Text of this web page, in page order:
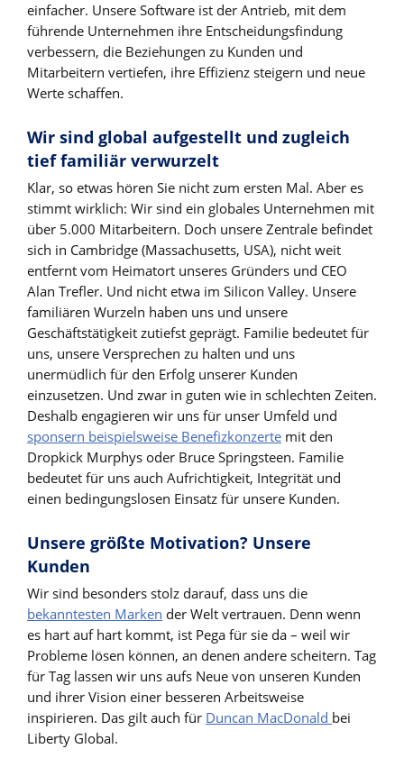
einfacher. Unsere Software ist der Antrieb, mit dem
führende Unternehmen ihre Entscheidungsfindung
verbessern, die Beziehungen zu Kunden und
Mitarbeitern vertiefen, ihre Effizienz steigern und neue
Werte schaffen.
Wir sind global aufgestellt und zugleich
tief familiär verwurzelt
Klar, so etwas hören Sie nicht zum ersten Mal. Aber es
stimmt wirklich: Wir sind ein globales Unternehmen mit
über 5.000 Mitarbeitern. Doch unsere Zentrale befindet
sich in Cambridge (Massachusetts, USA), nicht weit
entfernt vom Heimatort unseres Gründers und CEO
Alan Trefler. Und nicht etwa im Silicon Valley. Unsere
familiären Wurzeln haben uns und unsere
Geschäftstätigkeit zutiefst geprägt. Familie bedeutet für
uns, unsere Versprechen zu halten und uns
unermüdlich für den Erfolg unserer Kunden
einzusetzen. Und zwar in guten wie in schlechten Zeiten.
Deshalb engagieren wir uns für unser Umfeld und
sponsern beispielsweise Benefizkonzerte mit den
Dropkick Murphys oder Bruce Springsteen. Familie
bedeutet für uns auch Aufrichtigkeit, Integrität und
einen bedingungslosen Einsatz für unsere Kunden.
Unsere größte Motivation? Unsere
Kunden
Wir sind besonders stolz darauf, dass uns die
bekanntesten Marken der Welt vertrauen. Denn wenn
es hart auf hart kommt, ist Pega für sie da – weil wir
Probleme lösen können, an denen andere scheitern. Tag
für Tag lassen wir uns aufs Neue von unseren Kunden
und ihrer Vision einer besseren Arbeitsweise
inspirieren. Das gilt auch für Duncan MacDonald bei
Liberty Global.